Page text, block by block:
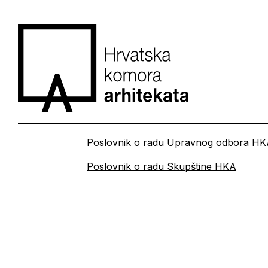
Poslovnik o radu Upravnog odbora
Poslovnik o radu Skupštine HKA